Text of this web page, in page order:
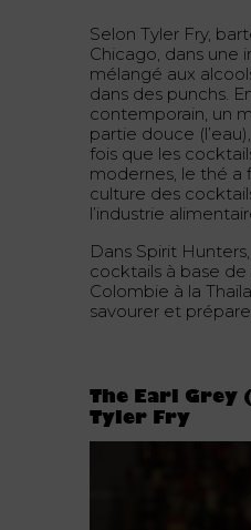
Selon Tyler Fry,
Chicago, dans une
mélangé aux
dans des punchs.
contemporain, un
partie douce
fois que les
modernes, le thé
culture des
l’industrie
Dans Spirit
cocktails à base
Colombie à la
savourer et
The Earl Grey
Tyler Fry